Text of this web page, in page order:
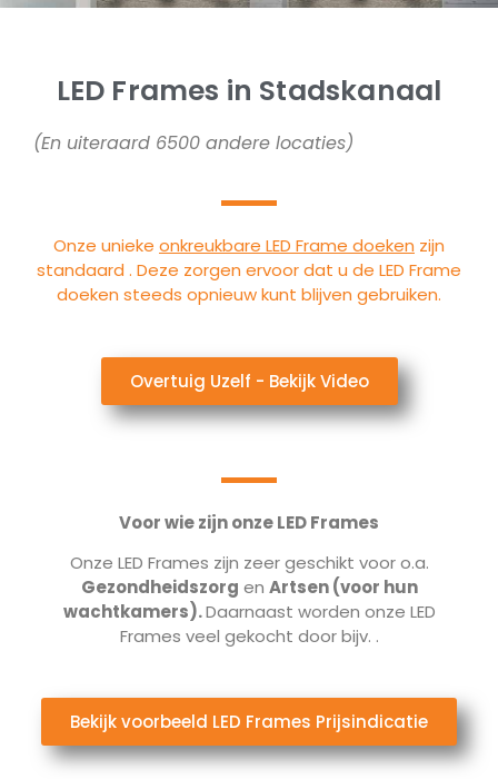
LED Frames in Stadskanaal
(En uiteraard 6500 andere locaties)
Onze unieke onkreukbare LED Frame doeken zijn
standaard . Deze zorgen ervoor dat u de LED Frame
doeken steeds opnieuw kunt blijven gebruiken.
Overtuig Uzelf - Bekijk Video
Voor wie zijn onze LED Frames
Onze LED Frames zijn zeer geschikt voor o.a.
Gezondheidszorg en Artsen (voor hun
wachtkamers).Daarnaast worden onze LED
Frames veel gekocht door bijv. .
Bekijk voorbeeld LED Frames Prijsindicatie